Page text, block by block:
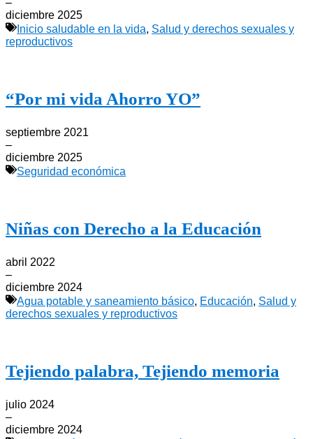
diciembre 2025
Inicio saludable en la vida, Salud y derechos sexuales y
reproductivos
“Por mi vida Ahorro YO”
septiembre 2021
–
diciembre 2025
Seguridad económica
Niñas con Derecho a la Educación
abril 2022
–
diciembre 2024
Agua potable y saneamiento básico, Educación, Salud y
derechos sexuales y reproductivos
Tejiendo palabra, Tejiendo memoria
julio 2024
–
diciembre 2024